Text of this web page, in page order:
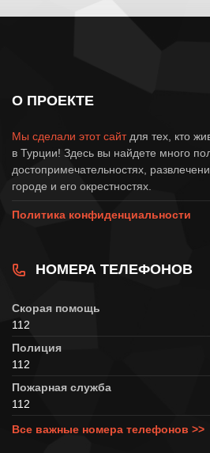
О ПРОЕКТЕ
Мы сделали этот сайтдля тех, кто
в Турции! Здесь вы найдете много
достопримечательностях,
городе и его окрестностях.
Политика конфиденциальности
НОМЕРА ТЕЛЕФОНОВ
Скорая помощь
112
Полиция
112
Пожарная служба
112
Все важные номера телефонов >>